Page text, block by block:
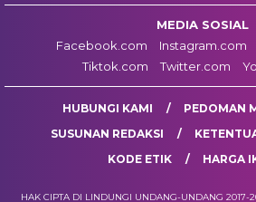
MEDIA SOSIAL
Facebook.com
Instagram.com
Tiktok.com
Twitter.com
HUBUNGI KAMI
PEDOMAN
SUSUNAN REDAKSI
KODE ETIK
HARGA
HAK CIPTA DI LINDUNGI UNDANG-UNDANG 2017-